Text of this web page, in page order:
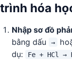
trình hóa
Nhập sơ đồ
bằng dấu
→
dụ:
Fe + HCl →